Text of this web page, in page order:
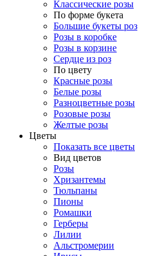
Классические розы
По форме букета
Большие букеты роз
Розы в коробке
Розы в корзине
Сердце из роз
По цвету
Красные розы
Белые розы
Разноцветные розы
Розовые розы
Желтые розы
Цветы
Показать все цветы
Вид цветов
Розы
Хризантемы
Тюльпаны
Пионы
Ромашки
Герберы
Лилии
Альстромерии